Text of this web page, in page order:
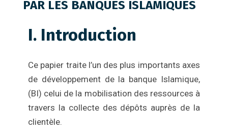
PAR LES BANQUES ISLAMIQUES
I. Introduction
Ce papier traite l’un des plus importants axes
de développement de la banque Islamique,
(BI) celui de la mobilisation des ressources à
travers la collecte des dépôts auprès de la
clientèle.